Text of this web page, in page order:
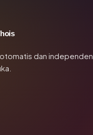
dan independen